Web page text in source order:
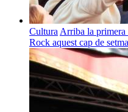
Cultura Arriba la primera
Rock aquest cap de